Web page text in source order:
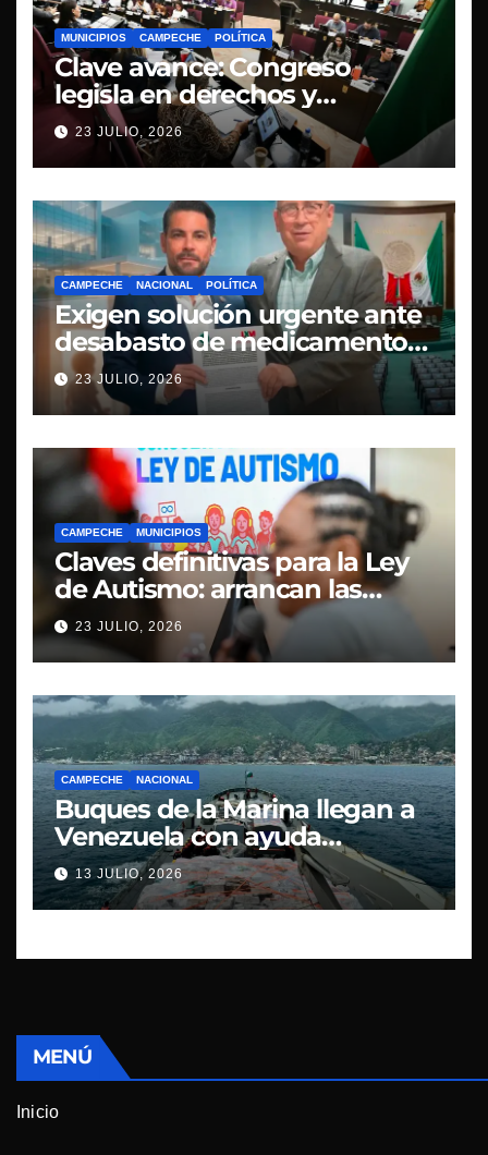
MUNICIPIOS CAMPECHE POLÍTICA
Clave avance: Congreso
legisla en derechos y
transparencia
23 JULIO, 2026
CAMPECHE NACIONAL POLÍTICA
Exigen solución urgente ante
desabasto de medicamentos
oncológicos en Campeche
23 JULIO, 2026
CAMPECHE MUNICIPIOS
Claves definitivas para la Ley
de Autismo: arrancan las
mesas de la Consulta Pública
23 JULIO, 2026
CAMPECHE NACIONAL
Buques de la Marina llegan a
Venezuela con ayuda
humanitaria
13 JULIO, 2026
MENÚ
Inicio